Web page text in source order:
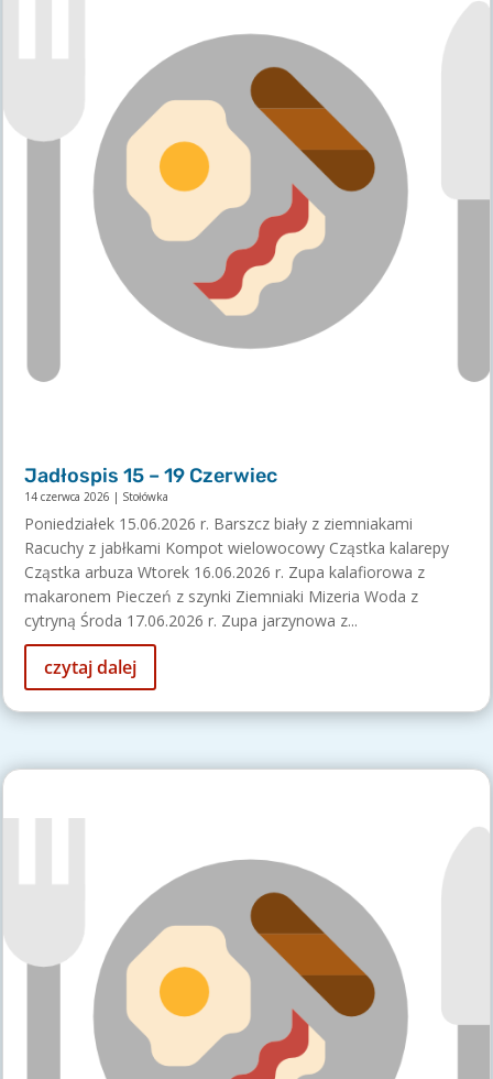
Jadłospis 15 – 19 Czerwiec
14 czerwca 2026 | Stołówka
Poniedziałek 15.06.2026 r. Barszcz biały z ziemniakami
Racuchy z jabłkami Kompot wielowocowy Cząstka kalarepy
Cząstka arbuza Wtorek 16.06.2026 r. Zupa kalafiorowa z
makaronem Pieczeń z szynki Ziemniaki Mizeria Woda z
cytryną Środa 17.06.2026 r. Zupa jarzynowa z...
czytaj dalej